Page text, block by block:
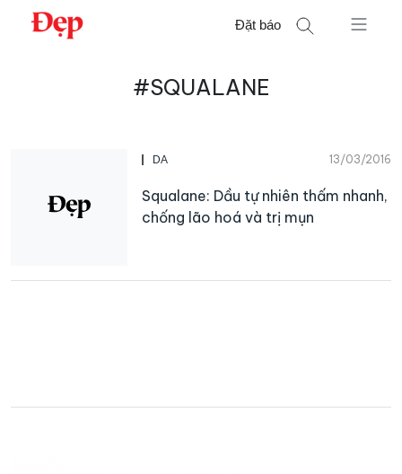
Chuyển
Đặt báo
#SQUALANE
DA 13/03/2016
Squalane: Dầu tự nhiên thấm nhanh,
chống lão hoá và trị mụn